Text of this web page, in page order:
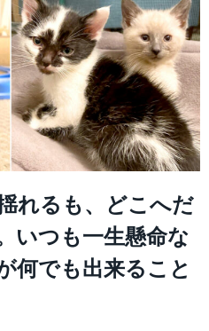
れるも、どこへだ
いつも一生懸命な
何でも出来ること